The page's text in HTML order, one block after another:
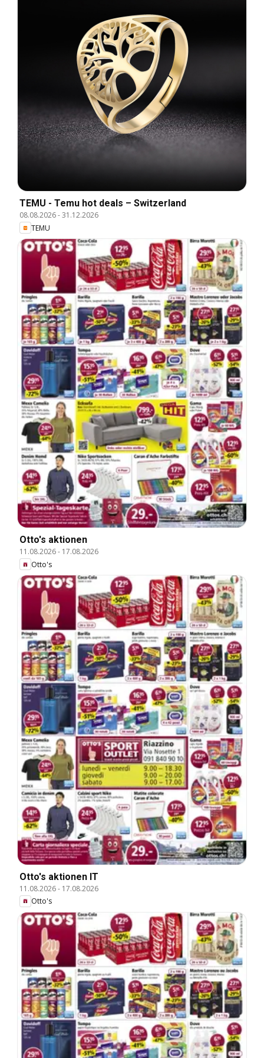
TEMU - Temu hot deals – Switzerland
08.08.2026-31.12.2026
TEMU
Otto's aktionen
11.08.2026- 17.08.2026
Otto's
Otto's aktionen IT
11.08.2026- 17.08.2026
Otto's